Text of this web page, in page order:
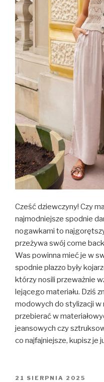
Cześć dziewczyny! Czy
najmodniejsze spodnie
nogawkami to
przeżywa swój come
Was powinna mieć je w
spodnie plazzo były
którzy nosili przeważnie
lejącego materiału. Dziś
modowych do stylizacji w
przebierać w
jeansowych czy
co najfajniejsze, kupisz je
OPUBLIKOWANE
21 SIERPNIA 2025